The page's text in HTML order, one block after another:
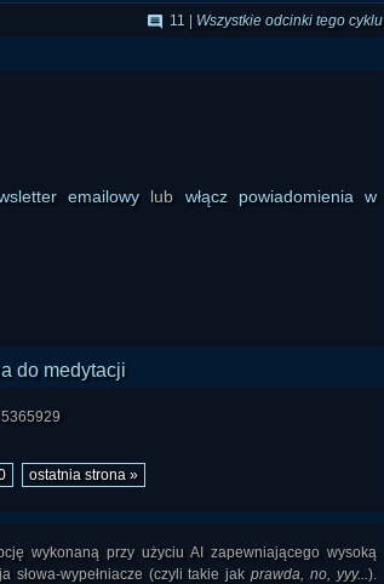
11 Wszystkie odcinki tego cyklu
emailowy lub włącz powiadomienia w
ostatnia strona »
wykonaną przy użyciu AI zapewniającego wysoką
słowa-wypełniacze (czyli takie jakprawda, no, yyy...).